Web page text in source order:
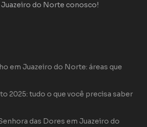
do Norte conosco!
em Juazeiro do Norte: áreas que
2025: tudo o que você precisa saber
das Dores em Juazeiro do